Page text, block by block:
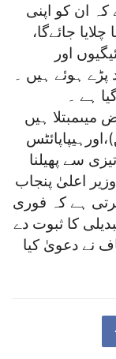
ان کو اپنی
جائےگا،
اور
ہوئے ہیں ۔
ہے ۔
میںمبتلا ہیں
سے پھیلنا
اعلیٰ پنجاب
ہے کہ فوری
کا ثبوت دے
نے دعویٰ کیا